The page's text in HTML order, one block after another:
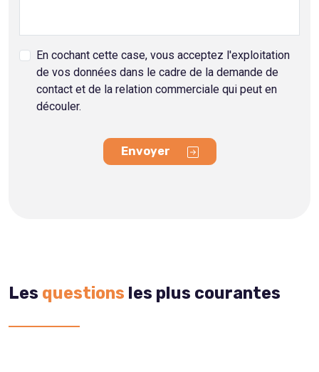
En cochant cette case, vous acceptez l'exploitation
de vos données dans le cadre de la demande de
contact et de la relation commerciale qui peut en
découler.
Envoyer
Les questions les plus courantes